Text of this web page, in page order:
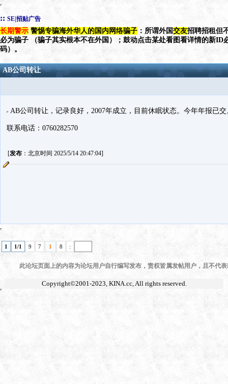
:: SE|招贴广告
长期警示 警惕专骗海外华人的国内网络骗子 ：所谓外国交友招聘招租但
必为骗子 （骗子其实根本不在外国）；鼓动点击某处看图看详情的新ID
码）。
AB公司转让
AB公司转让，记录良好，2007年成立，目前休眠状态。今年年报已交
联系电话：0760282570
[发布：北京时间 2025/5/14 20:47:04]
1 1/1 9 7 1 8 :
此论坛页面上的内容为论坛用户自行编写发布，责权皆属发帖用户，且不代
Copyright©2001-2023, KINA.cc, All rights reserved.